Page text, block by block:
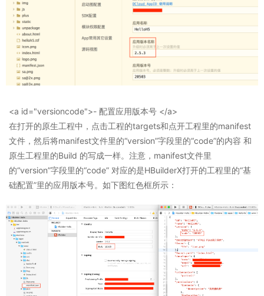
<a id="versioncode">- 配置应用版本号 </a>
在打开的原生工程中，点击工程的targets和点开工程里的manifest
文件，然后将manifest文件里的“version”字段里的“code”的内容 和
原生工程里的Build 的写成一样。注意，manifest文件里
的“version”字段里的“code” 对应的是HBuilderX打开的工程里的“基
础配置”里的应用版本号。如下图红色框所示：